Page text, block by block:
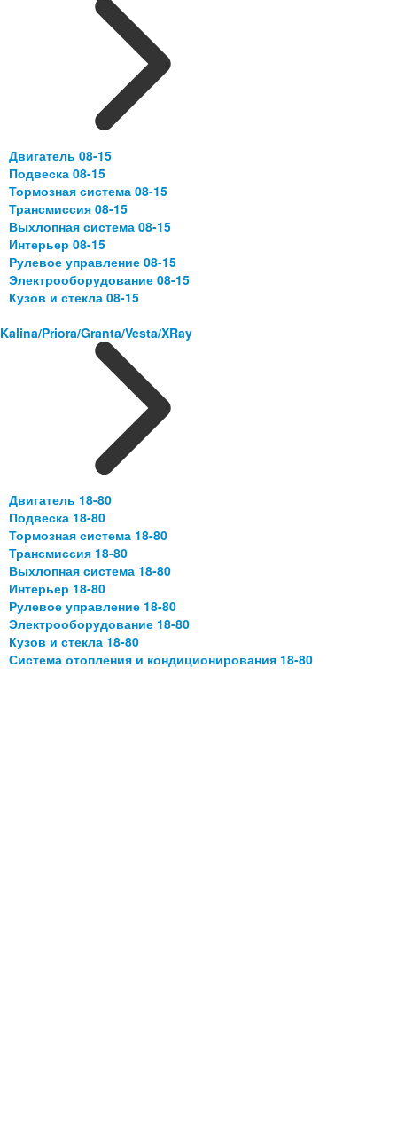
Двигатель 08-15
Подвеска 08-15
Тормозная система 08-15
Трансмиссия 08-15
Выхлопная система 08-15
Интерьер 08-15
Рулевое управление 08-15
Электрооборудование 08-15
Кузов и стекла 08-15
Kalina/Priora/Granta/Vesta/XRay
Двигатель 18-80
Подвеска 18-80
Тормозная система 18-80
Трансмиссия 18-80
Выхлопная система 18-80
Интерьер 18-80
Рулевое управление 18-80
Электрооборудование 18-80
Кузов и стекла 18-80
Система отопления и кондиционирования 18-80